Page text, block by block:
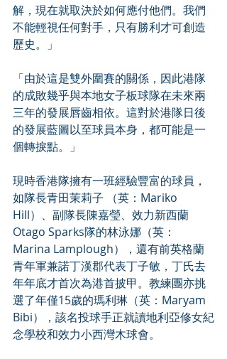
解，現在就取決於如何應付他們。我們
不能輕視任何對手，只有勝利才可創造
歷史。」
「由於這是雙外圍賽的關係，因此港隊
的成敗幾乎與本地女子板球隊在未來兩
三年的發展唇齒相依。這對於港隊日後
的發展藍圖以至球員本身，都可能是一
個轉捩點。」
現時香港隊擁有一班經驗豐富的球員，
如隊長青田茉莉子 （英：Mariko
Hill）、副隊長陳嘉瑩、效力新西蘭
Otago Sparks隊的林泳娜（英：
Marina Lamplough），還有前英格蘭
青年軍兼諾丁漢郡代表丁子敏，丁氏去
年年底才首次為港首披甲。教練團亦挑
選了年僅15歲的瑪利琳（英：Maryam
Bibi），該名投球手正就讀地利亞修女紀
念學校和效力小西灣木球會。